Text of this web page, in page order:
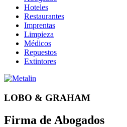
Hoteles
Restaurantes
Imprentas
Limpieza
Médicos
Repuestos
Extintores
LOBO & GRAHAM
Firma de Abogados